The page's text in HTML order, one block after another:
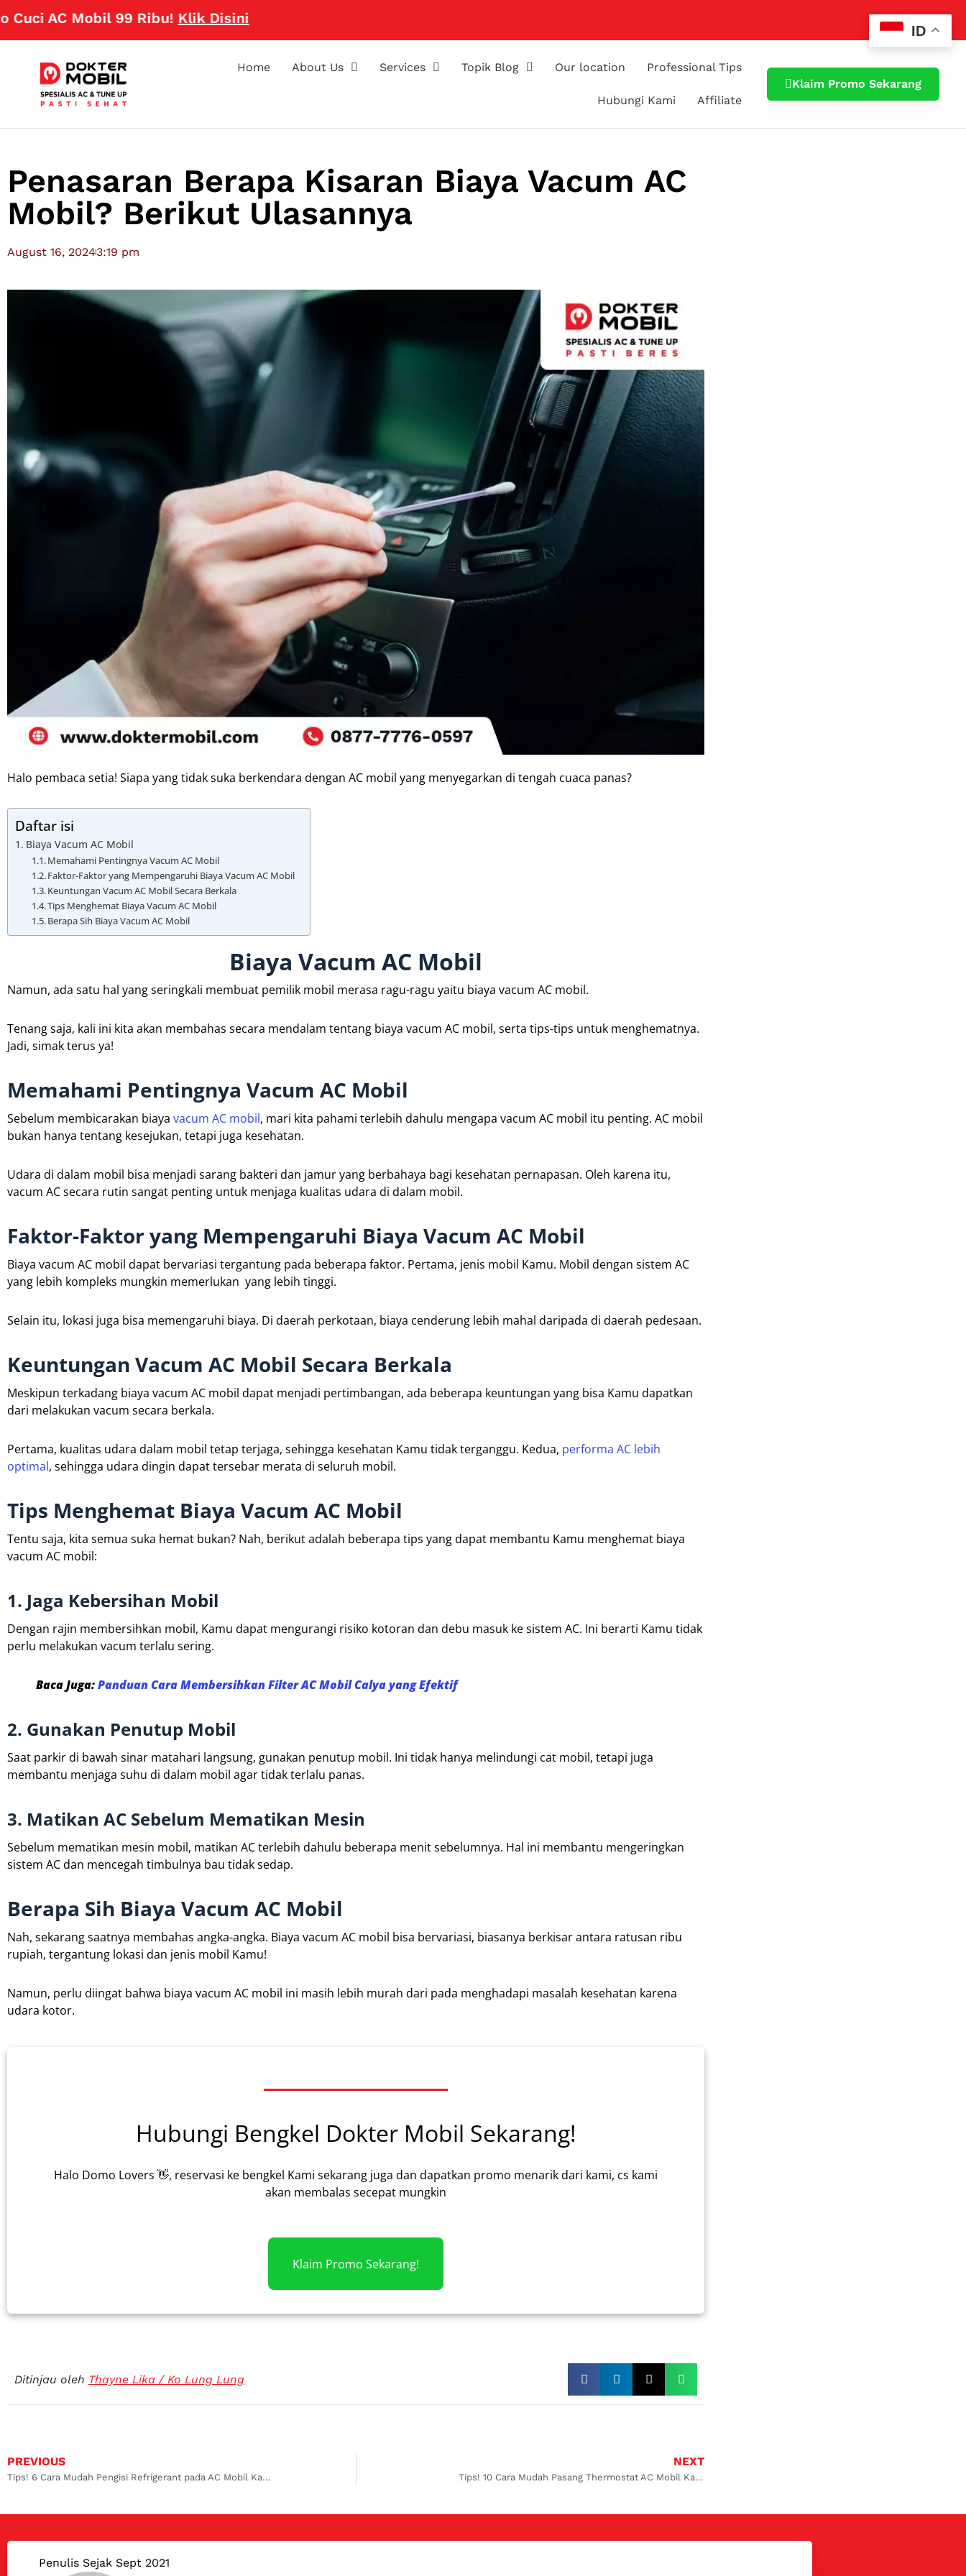
Mobil 99 Ribu!Klik Disini
Home About Us Services Topik Blog Our location Professional Tips
Hubungi Kami Affiliate
Klaim Promo Sekarang
Penasaran Berapa Kisaran Biaya Vacum AC
Mobil? Berikut Ulasannya
August 16, 20243:19 pm
Halo pembaca setia! Siapa yang tidak suka berkendara dengan AC mobil yang menyegarkan di tengah cuaca panas?
Daftar isi
Biaya Vacum AC Mobil
Memahami Pentingnya Vacum AC Mobil
Faktor-Faktor yang Mempengaruhi Biaya Vacum AC Mobil
Keuntungan Vacum AC Mobil Secara Berkala
Tips Menghemat Biaya Vacum AC Mobil
Berapa Sih Biaya Vacum AC Mobil
Biaya Vacum AC Mobil
Namun, ada satu hal yang seringkali membuat pemilik mobil merasa ragu-ragu yaitu biaya vacum AC mobil.
Tenang saja, kali ini kita akan membahas secara mendalam tentang biaya vacum AC mobil, serta tips-tips untuk menghematnya.
Jadi, simak terus ya!
Memahami Pentingnya Vacum AC Mobil
Sebelum membicarakan biaya vacum AC mobil, mari kita pahami terlebih dahulu mengapa vacum AC mobil itu penting. AC mobil
bukan hanya tentang kesejukan, tetapi juga kesehatan.
Udara di dalam mobil bisa menjadi sarang bakteri dan jamur yang berbahaya bagi kesehatan pernapasan. Oleh karena itu,
vacum AC secara rutin sangat penting untuk menjaga kualitas udara di dalam mobil.
Faktor-Faktor yang Mempengaruhi Biaya Vacum AC Mobil
Biaya vacum AC mobil dapat bervariasi tergantung pada beberapa faktor. Pertama, jenis mobil Kamu. Mobil dengan sistem AC
yang lebih kompleks mungkin memerlukan yang lebih tinggi.
Selain itu, lokasi juga bisa memengaruhi biaya. Di daerah perkotaan, biaya cenderung lebih mahal daripada di daerah pedesaan.
Keuntungan Vacum AC Mobil Secara Berkala
Meskipun terkadang biaya vacum AC mobil dapat menjadi pertimbangan, ada beberapa keuntungan yang bisa Kamu dapatkan
dari melakukan vacum secara berkala.
Pertama, kualitas udara dalam mobil tetap terjaga, sehingga kesehatan Kamu tidak terganggu. Kedua, performa AC lebih
optimal, sehingga udara dingin dapat tersebar merata di seluruh mobil.
Tips Menghemat Biaya Vacum AC Mobil
Tentu saja, kita semua suka hemat bukan? Nah, berikut adalah beberapa tips yang dapat membantu Kamu menghemat biaya
vacum AC mobil:
1. Jaga Kebersihan Mobil
Dengan rajin membersihkan mobil, Kamu dapat mengurangi risiko kotoran dan debu masuk ke sistem AC. Ini berarti Kamu tidak
perlu melakukan vacum terlalu sering.
Baca Juga:Panduan Cara Membersihkan Filter AC Mobil Calya yang Efektif
2. Gunakan Penutup Mobil
Saat parkir di bawah sinar matahari langsung, gunakan penutup mobil. Ini tidak hanya melindungi cat mobil, tetapi juga
membantu menjaga suhu di dalam mobil agar tidak terlalu panas.
3. Matikan AC Sebelum Mematikan Mesin
Sebelum mematikan mesin mobil, matikan AC terlebih dahulu beberapa menit sebelumnya. Hal ini membantu mengeringkan
sistem AC dan mencegah timbulnya bau tidak sedap.
Berapa Sih Biaya Vacum AC Mobil
Nah, sekarang saatnya membahas angka-angka. Biaya vacum AC mobil bisa bervariasi, biasanya berkisar antara ratusan ribu
rupiah, tergantung lokasi dan jenis mobil Kamu!
Namun, perlu diingat bahwa biaya vacum AC mobil ini masih lebih murah dari pada menghadapi masalah kesehatan karena
udara kotor.
Hubungi Bengkel Dokter Mobil Sekarang!
Halo Domo Lovers 👋, reservasi ke bengkel Kami sekarang juga dan dapatkan promo menarik dari kami, cs kami
akan membalas secepat mungkin
Klaim Promo Sekarang!
Ditinjau oleh Thayne Lika / Ko Lung Lung
PREVIOUS
Tips! 6 Cara Mudah Pengisi Refrigerant pada AC Mobil Kamu
NEXT
Tips! 10 Cara Mudah Pasang Thermostat AC Mobil Kamu
Penulis Sejak Sept 2021
ID